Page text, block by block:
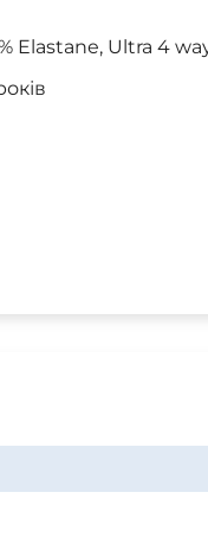
Elastane, Ultra 4